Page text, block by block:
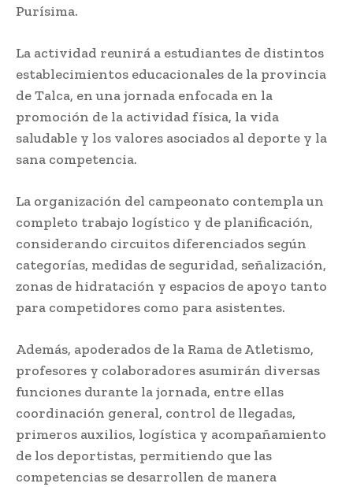
Purísima.
La actividad reunirá a estudiantes de distintos
establecimientos educacionales de la provincia
de Talca, en una jornada enfocada en la
promoción de la actividad física, la vida
saludable y los valores asociados al deporte y la
sana competencia.
La organización del campeonato contempla un
completo trabajo logístico y de planificación,
considerando circuitos diferenciados según
categorías, medidas de seguridad, señalización,
zonas de hidratación y espacios de apoyo tanto
para competidores como para asistentes.
Además, apoderados de la Rama de Atletismo,
profesores y colaboradores asumirán diversas
funciones durante la jornada, entre ellas
coordinación general, control de llegadas,
primeros auxilios, logística y acompañamiento
de los deportistas, permitiendo que las
competencias se desarrollen de manera